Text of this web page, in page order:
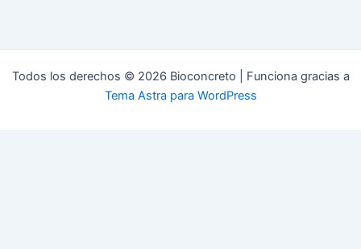
Todos los derechos © 2026 Bioconcreto | Funciona gracias a
Tema Astra para WordPress